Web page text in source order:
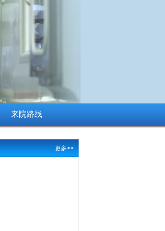
来院路线
更多>>